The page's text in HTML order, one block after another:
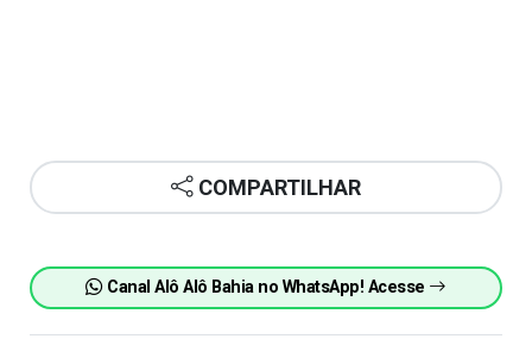
COMPARTILHAR
Canal Alô Alô Bahia no WhatsApp! Acesse